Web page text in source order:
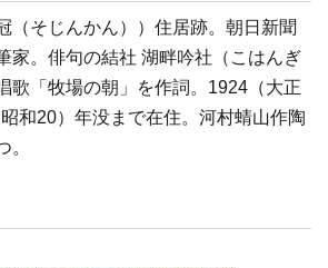
（そじんかん））住居跡。朝日新聞
家。俳句の結社 湖畔吟社（こはんぎ
歌「牧場の朝」を作詞。1924（大正
和20）年没まで在住。河村蜻山作陶
。